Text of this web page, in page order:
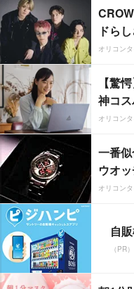
ドら
オリコン
【驚
神コ
オリコン
一番
ウオ
オリコン
自
（PR